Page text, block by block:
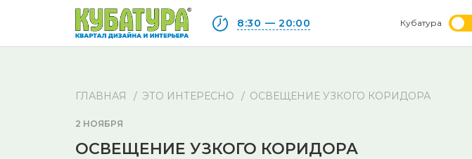
8:30 — 20:00 Кубатура
ГЛАВНАЯ ЭТО ИНТЕРЕСНО ОСВЕЩЕНИЕ УЗКОГО КОРИДОРА
2 НОЯБРЯ
ОСВЕЩЕНИЕ УЗКОГО КОРИДОРА